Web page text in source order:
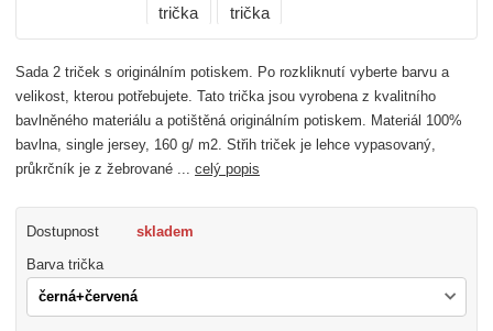
Sada 2 triček s originálním potiskem. Po rozkliknutí vyberte barvu a
velikost, kterou potřebujete. Tato trička jsou vyrobena z kvalitního
bavlněného materiálu a potištěná originálním potiskem. Materiál 100%
bavlna, single jersey, 160 g/ m2. Střih triček je lehce vypasovaný,
průkrčník je z žebrované ...celý popis
Dostupnost skladem
Barva trička